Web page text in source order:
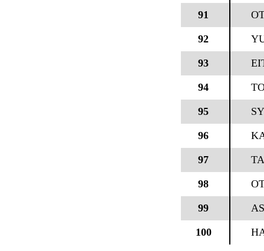
91
92
93
94
95
96
97
98
99
100